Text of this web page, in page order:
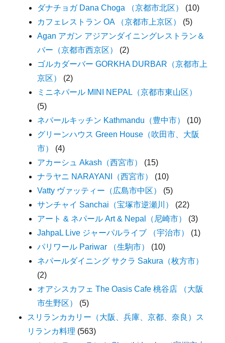
ダナチョガ Dana Choga （京都市北区）
(10)
カフェレストラン OA （京都市上京区）
(5)
Agan アガン アジアンダイニングレストラン＆
バー（京都市西京区）
(2)
ゴルカダーバー GORKHA DURBAR（京都市上
京区）
(2)
ミニネパール MINI NEPAL（京都市東山区）
(5)
ネパールキッチン Kathmandu（豊中市）
(10)
グリーンハウス Green House（吹田市、大阪
市）
(4)
アカーシュ Akash（西宮市）
(15)
ナラヤニ NARAYANI（西宮市）
(10)
Vatty ヴァッティー（広島市中区）
(5)
サンチャイ Sanchai（宝塚市逆瀬川）
(22)
アート & ネパール Art & Nepal（尼崎市）
(3)
JahpaL Live ジャーパルライブ （宇治市）
(1)
パリワール Pariwar （生駒市）
(10)
ネパールダイニング サクラ Sakura（枚方市）
(2)
オアシスカフェ The Oasis Cafe 桃谷店 （大阪
市生野区）
(5)
スリランカカリー（大阪、兵庫、京都、奈良）ス
リランカ料理 (563)